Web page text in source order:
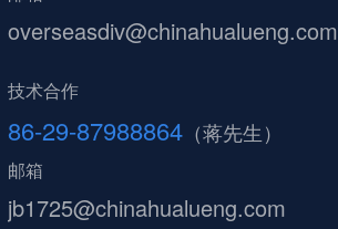
overseasdiv@chinahualueng.com
技术合作
86-29-87988864 （蒋先生）
邮箱
jb1725@chinahualueng.com